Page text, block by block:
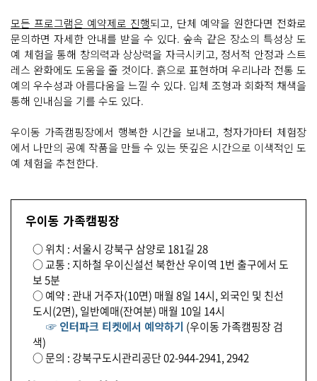
모든 프로그램은 예약제로 진행되고, 단체 예약을 원한다면 전화로
문의하면 자세한 안내를 받을 수 있다. 숲속 같은 장소의 특성상 도
예 체험을 통해 창의력과 상상력을 자극시키고, 정서적 안정과 스트
레스 완화에도 도움을 줄 것이다. 흙으로 표현하며 우리나라 전통 도
예의 우수성과 아름다움을 느낄 수 있다. 입체 조형과 회화적 채색을
통해 인내심을 기를 수도 있다.
우이동 가족캠핑장에서 행복한 시간을 보내고, 청자가마터 체험장
에서 나만의 공예 작품을 만들 수 있는 뜻깊은 시간으로 이색적인 도
예 체험을 추천한다.
우이동 가족캠핑장
○ 위치 : 서울시 강북구 삼양로 181길 28
○ 교통 : 지하철 우이신설선 북한산 우이역 1번 출구에서 도
보 5분
○ 예약 : 관내 거주자(10면) 매월 8일 14시, 외국인 및 친선
도시(2면), 일반예매(잔여분) 매월 10일 14시
☞ 인터파크 티켓에서 예약하기 (우이동 가족캠핑장 검
색)
○ 문의 : 강북구도시관리공단 02-944-2941, 2942